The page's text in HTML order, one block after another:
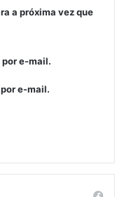
a próxima vez que
e-mail.
e-mail.